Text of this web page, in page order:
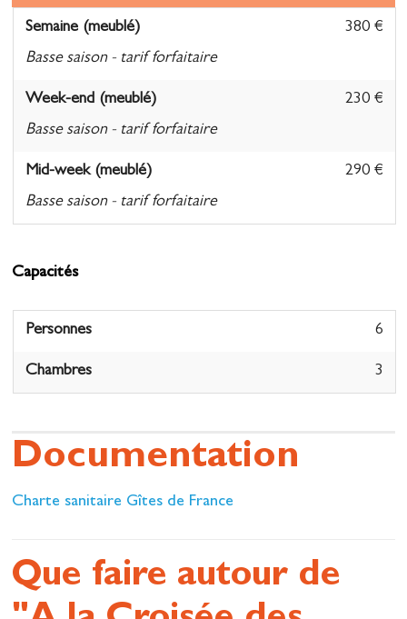
Semaine (meublé)
380 €
Basse saison - tarif forfaitaire
Week-end (meublé)
230 €
Basse saison - tarif forfaitaire
Mid-week (meublé)
290 €
Basse saison - tarif forfaitaire
Capacités
Personnes 6
Chambres 3
Documentation
Charte sanitaire Gîtes de France
Que faire autour de